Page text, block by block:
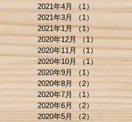
2021年4月
（1）
1件の記事
2021年3月
（1）
2021年1月 （1）1件の記事
2020年12月 （1）1件の記事
2020年11月 （1）1件の記事
2020年10月 （1）1件の記事
2020年9月
（1）
1件の記事
2020年8月 （2）
2件の記事
2020年7月 （1）1件の記事
2020年6月 （2）
2件の記事
2020年5月 （2）2件の記事